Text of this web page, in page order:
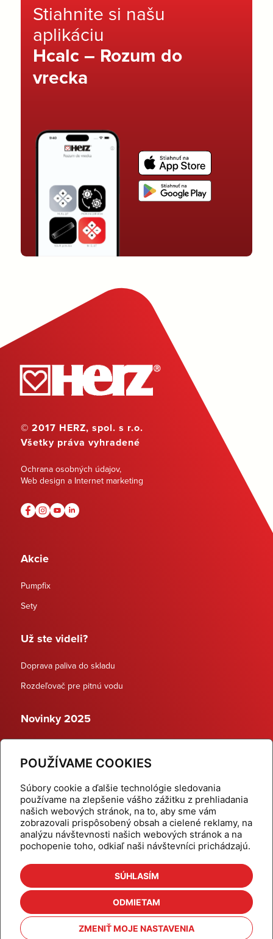
POUŽÍVAME COOKIES
Súbory cookie a ďalšie technológie sledovania
používame na zlepšenie vášho zážitku z prehliadania
našich webových stránok, na to, aby sme vám
zobrazovali prispôsobený obsah a cielené reklamy, na
analýzu návštevnosti našich webových stránok a na
pochopenie toho, odkiaľ naši návštevníci prichádzajú.
SÚHLASÍM
ODMIETAM
ZMENIŤ MOJE NASTAVENIA
Stiahnite si našu
aplikáciu
Hcalc – Rozum do
vrecka
© 2017 HERZ, spol. s r.o.
Všetky práva vyhradené
Ochrana osobných údajov,
Web design a Internet marketing
Akcie
Pumpfix
Sety
Už ste videli?
Doprava paliva do skladu
Rozdeľovač pre pitnú vodu
Novinky 2025
Dynamické termostatické ventily
Domov
Produkty
Aktuality
Odber šikovné tipy
Kalkulačky
Cenníky
Na stiahnutie
Referencie
Kontakt